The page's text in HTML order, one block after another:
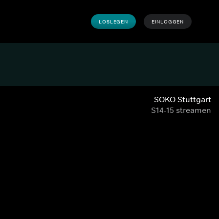
LOSLEGEN EINLOGGEN
SOKO Stuttgart
S14-15 streamen